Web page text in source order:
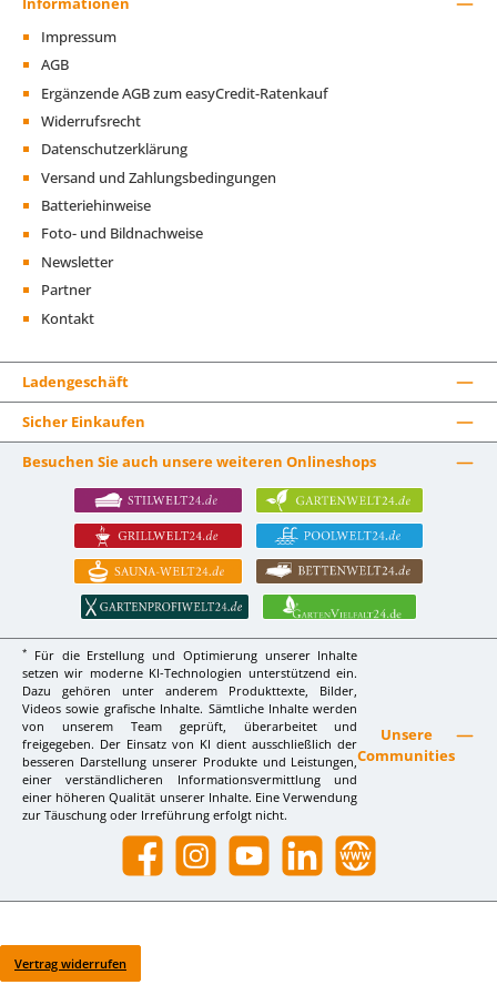
Impressum
AGB
Ergänzende AGB zum easyCredit-Ratenkauf
Widerrufsrecht
Datenschutzerklärung
Versand und Zahlungsbedingungen
Batteriehinweise
Foto- und Bildnachweise
Newsletter
Partner
Kontakt
Ladengeschäft
Sicher Einkaufen
Besuchen Sie auch unsere weiteren Onlineshops
*
Für die Erstellung und Optimierung unserer Inhalte
setzen wir moderne KI-Technologien unterstützend ein.
Dazu gehören unter anderem Produkttexte, Bilder,
Videos sowie grafische Inhalte. Sämtliche Inhalte werden
von unserem Team geprüft, überarbeitet und
freigegeben. Der Einsatz von KI dient ausschließlich der
besseren Darstellung unserer Produkte und Leistungen,
einer verständlicheren Informationsvermittlung und
einer höheren Qualität unserer Inhalte. Eine Verwendung
zur Täuschung oder Irreführung erfolgt nicht.
Unsere
Communities
Facebook InstagramYouTube LinkedIn Website
Vertrag widerrufen